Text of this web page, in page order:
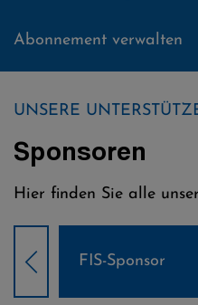
Abonnement verwalten
UNSERE
Sponsoren
Hier finden Sie alle
FIS-Sponsor